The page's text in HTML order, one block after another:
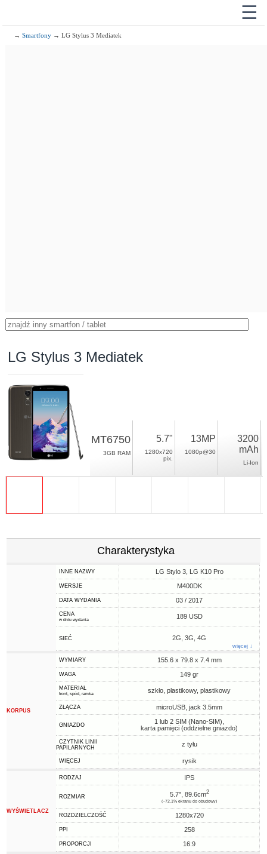
☰
→Smartfony → LG Stylus 3 Mediatek
LG Stylus 3 Mediatek
MT6750
3GB RAM
5.7"
1280x720
pix.
13MP
1080p@30
3200
mAh
Li-Ion
Charakterystyka
INNE NAZWY LG Stylo 3, LG K10 Pro
WERSJE M400DK
DATA WYDANIA 03 / 2017
CENA
w dniu wydania 189 USD
SIEĆ 2G, 3G, 4G
więcej ↓
KORPUS
WYMIARY 155.6 x 79.8 x 7.4 mm
WAGA 149 gr
MATERIAŁ
front, spód, ramka szkło, plastikowy, plastikowy
ZŁĄCZA microUSB, jack 3.5mm
GNIAZDO
1 lub 2 SIM (Nano-SIM),
karta pamięci (oddzielne gniazdo)
CZYTNIK LINII
PAPILARNYCH
z tyłu
WIĘCEJ rysik
WYŚWIETLACZ
RODZAJ IPS
ROZMIAR 5.7", 89.6cm2
(~72.1% ekranu do obudowy)
ROZDZIELCZOŚĆ 1280x720
PPI 258
PROPORCJI 16:9